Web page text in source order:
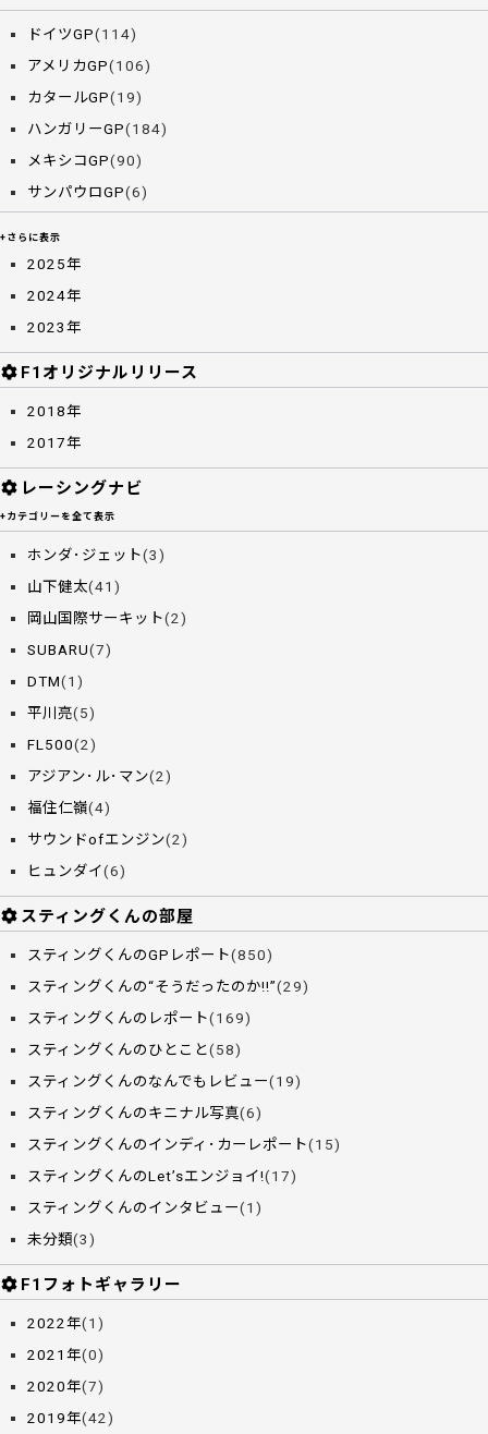
ドイツGP(114)
アメリカGP(106)
カタールGP(19)
ハンガリーGP(184)
メキシコGP(90)
サンパウロGP(6)
+さらに表示
2025年
2024年
2023年
F1オリジナルリリース
2018年
2017年
レーシングナビ
+カテゴリーを全て表示
ホンダ･ジェット(3)
山下健太(41)
岡山国際サーキット(2)
SUBARU(7)
DTM(1)
平川亮(5)
FL500(2)
アジアン･ル･マン(2)
福住仁嶺(4)
サウンドofエンジン(2)
ヒュンダイ(6)
スティングくんの部屋
スティングくんのGPレポート(850)
スティングくんの“そうだったのか!!”(29)
スティングくんのレポート(169)
スティングくんのひとこと(58)
スティングくんのなんでもレビュー(19)
スティングくんのキニナル写真(6)
スティングくんのインディ･カーレポート(15)
スティングくんのLet’sエンジョイ!(17)
スティングくんのインタビュー(1)
未分類(3)
F1フォトギャラリー
2022年(1)
2021年(0)
2020年(7)
2019年(42)